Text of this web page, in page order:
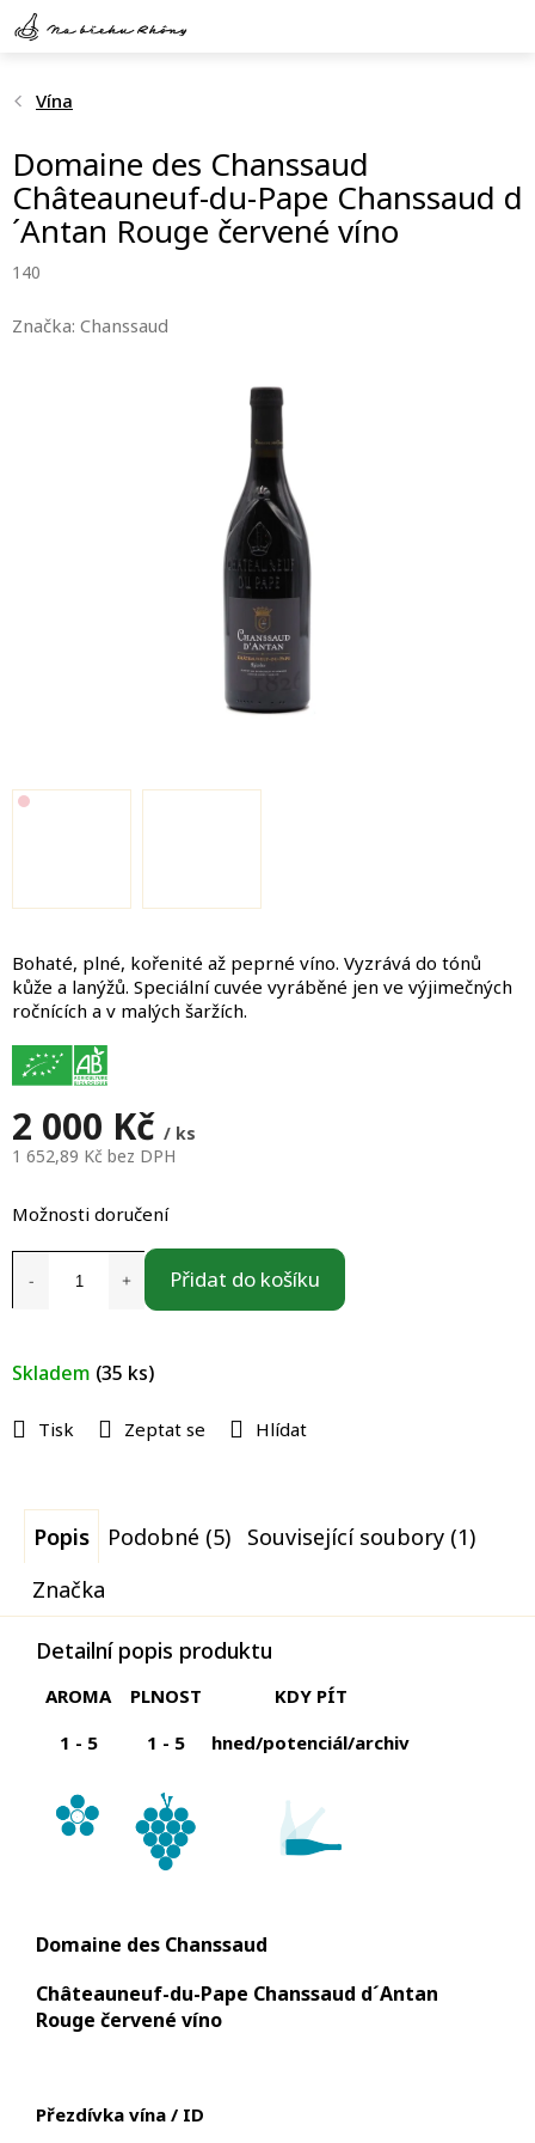
Přejít
na
Vína
Domaine des Chanssaud
Châteauneuf-du-Pape Chanssaud d
´Antan Rouge červené víno
140
Značka: Chanssaud
2 000 Kč / ks
1 652,89 Kč bez DPH
cena:
Skladem (35 ks)
Možnosti doručení
Přidat do košíku
Bohaté, plné, kořenité až peprné víno. Vyzrává do tónů
kůže a lanýžů. Speciální cuvée vyráběné jen ve výjimečných
ročnících a v malých šaržích.
Tisk Zeptat se Hlídat
Popis Podobné (5)
Související soubory (1)
Značka
Detailní popis produktu
AROMA
1 - 5
PLNOST
1 - 5
KDY PÍT
hned/potenciál/archiv
Domaine des Chanssaud
Châteauneuf-du-Pape Chanssaud d´Antan
Rouge červené víno
Přezdívka vína / ID